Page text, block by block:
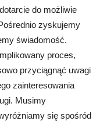
do możliwie
zyskujemy
świadomość.
proces,
przyciągnąć uwagi
zainteresowania
Musimy
się spośród